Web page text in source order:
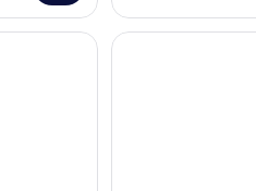
ห้อง
กับ
ห้อง
คลาส
ผ้าม่านกันแสง, ห้องเก็บเสียง